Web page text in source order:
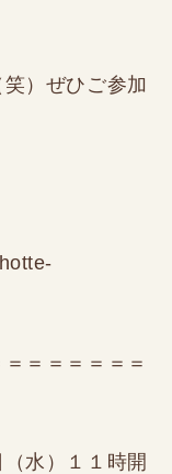
）ぜひご参加
＝＝＝＝＝＝
水）１１時開